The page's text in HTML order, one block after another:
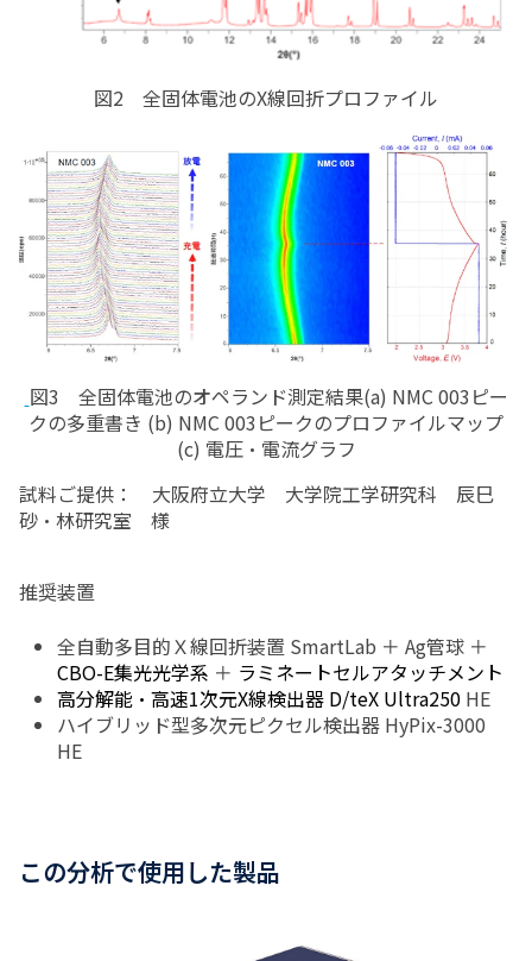
図2 全固体電池のX線回折プロファイル
図3 全固体電池のオペランド測定結果(a) NMC 003ピー
クの多重書き (b) NMC 003ピークのプロファイルマップ
(c) 電圧・電流グラフ
試料ご提供： 大阪府立大学 大学院工学研究科 辰巳
砂・林研究室 様
推奨装置
全自動多目的Ｘ線回折装置 SmartLab ＋ Ag管球 ＋
CBO-E集光光学系 ＋ ラミネートセルアタッチメント
高分解能・高速1次元X線検出器 D/teX Ultra250 HE
ハイブリッド型多次元ピクセル検出器 HyPix-3000
HE
この分析で使用した製品